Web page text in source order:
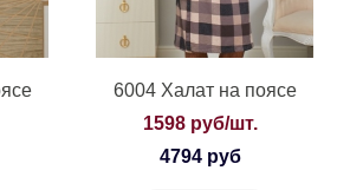
6004 Халат на поясе
1598 руб/шт.
4794 руб